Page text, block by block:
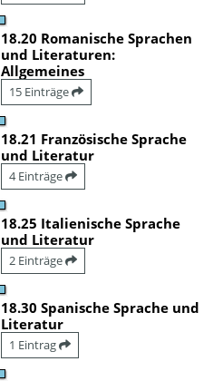
18.20 Romanische Sprachen
und Literaturen:
Allgemeines
15 Einträge
18.21 Französische Sprache
und Literatur
4 Einträge
18.25 Italienische Sprache
und Literatur
2 Einträge
18.30 Spanische Sprache und
Literatur
1 Eintrag